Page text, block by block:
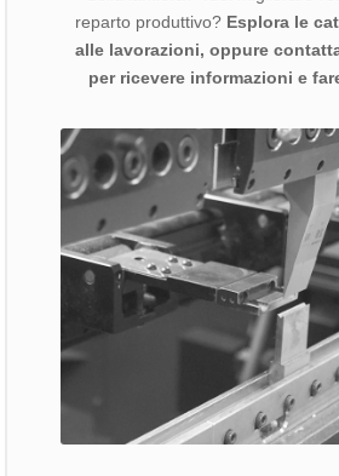
reparto produttivo? Esplora le
alle lavorazioni, oppure
per ricevere informazioni e